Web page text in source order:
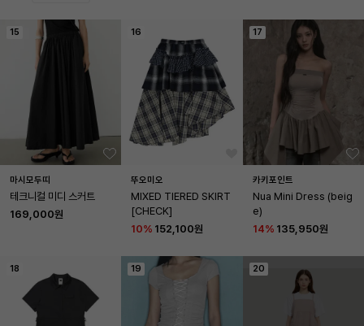
15
마시모두띠
테크니컬 미디 스커트
169,000원
16
뚜오미오
MIXED TIERED SKIRT
[CHECK]
10% 152,100원
17
카키포인트
Nua Mini Dress (beig
e)
14% 135,950원
18 19 20